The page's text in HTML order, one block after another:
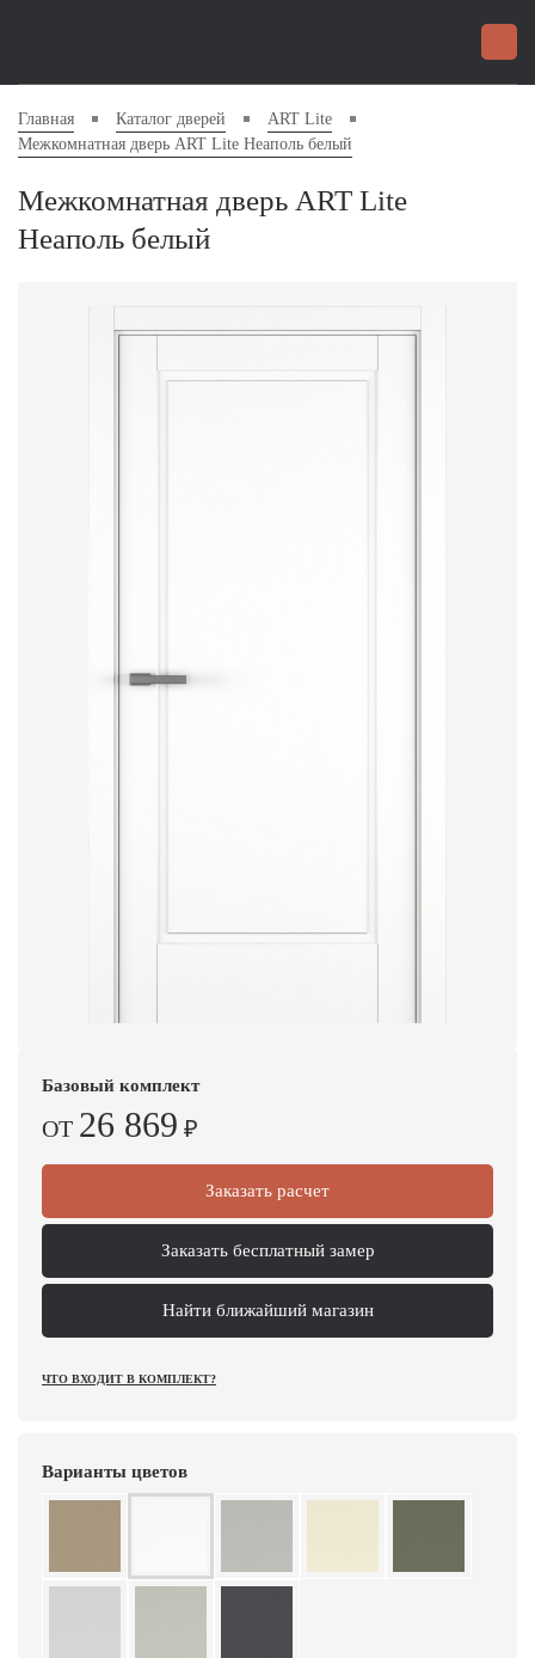
Главная Каталог дверей
ART Lite
Межкомнатная дверь ART Lite Неаполь белый
Межкомнатная дверь ART Lite
Неаполь белый
Базовый комплект
ОТ 26 869 ₽
Заказать расчет
Заказать бесплатный замер
Найти ближайший магазин
ЧТО ВХОДИТ В КОМПЛЕКТ?
Варианты цветов